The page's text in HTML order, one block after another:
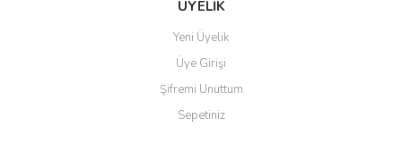
ÜYELİK
Yeni Üyelik
Üye Girişi
Şifremi Unuttum
Sepetiniz